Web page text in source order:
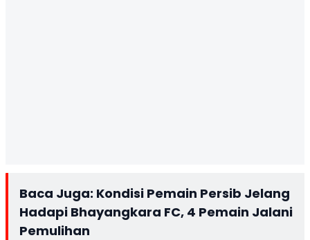
Baca Juga: Kondisi Pemain Persib Jelang
Hadapi Bhayangkara FC, 4 Pemain Jalani
Pemulihan